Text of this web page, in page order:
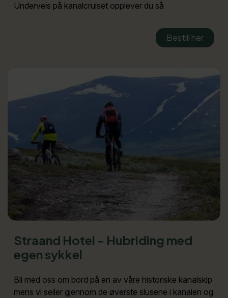
Underveis på kanalcruiset opplever du så
Bestill her
Straand Hotel - Hubriding med
egen sykkel
Bli med oss om bord på en av våre historiske kanalskip
mens vi seiler gjennom de øverste slusene i kanalen og